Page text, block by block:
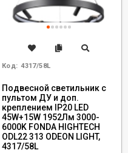
Код: 4317/58L
Подвесной светильник с
пультом ДУ и доп.
креплением IP20 LED
45W+15W 1952Лм 3000-
6000K FONDA HIGHTECH
ODL22 313 ODEON LIGHT,
4317/58L